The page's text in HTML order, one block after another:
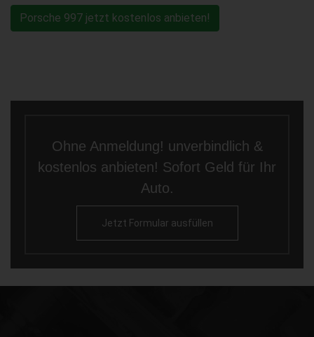
Porsche 997 jetzt kostenlos anbieten!
Ohne Anmeldung! unverbindlich &
kostenlos anbieten! Sofort Geld für Ihr
Auto.
Jetzt Formular ausfüllen